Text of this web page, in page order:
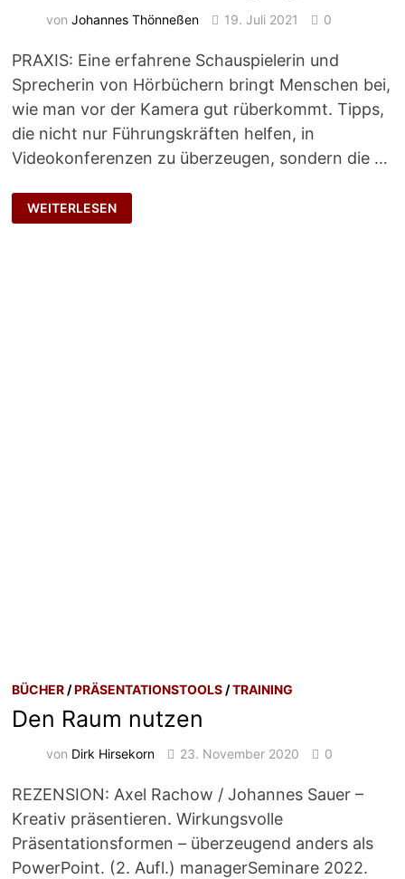
vonJohannes Thönneßen 19. Juli 2021 0
PRAXIS: Eine erfahrene Schauspielerin und
Sprecherin von Hörbüchern bringt Menschen bei,
wie man vor der Kamera gut rüberkommt. Tipps,
die nicht nur Führungskräften helfen, in
Videokonferenzen zu überzeugen, sondern die …
BRUSTTON
DER
ÜBERZEUGUNG
WEITERLESEN
BÜCHER /PRÄSENTATIONSTOOLS /TRAINING
Den Raum nutzen
von Dirk Hirsekorn 23. November 2020 0
REZENSION: Axel Rachow / Johannes Sauer –
Kreativ präsentieren. Wirkungsvolle
Präsentationsformen – überzeugend anders als
PowerPoint. (2. Aufl.) managerSeminare 2022.